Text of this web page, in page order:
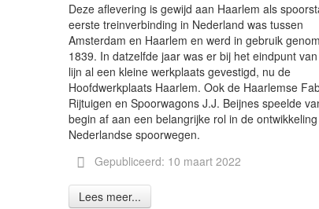
Deze aflevering is gewijd aan Haarlem als
eerste treinverbinding in Nederland was tussen
Amsterdam en Haarlem en werd in gebruik
1839. In datzelfde jaar was er bij het eindpunt
lijn al een kleine werkplaats gevestigd, nu de
Hoofdwerkplaats Haarlem. Ook de Haarlemse
Rijtuigen en Spoorwagons J.J. Beijnes speelde
begin af aan een belangrijke rol in de
Nederlandse spoorwegen.
Gepubliceerd: 10 maart 2022
Lees meer...